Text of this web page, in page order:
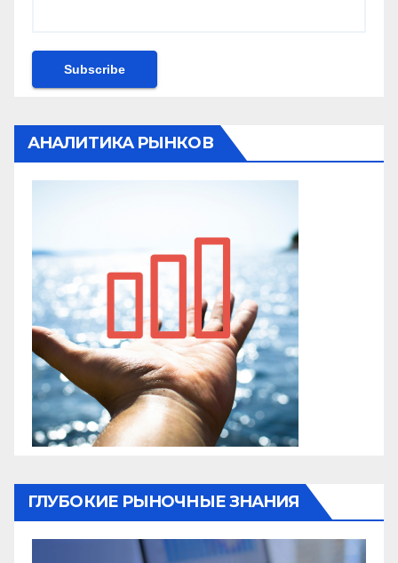
АНАЛИТИКА РЫНКОВ
ГЛУБОКИЕ РЫНОЧНЫЕ ЗНАНИЯ